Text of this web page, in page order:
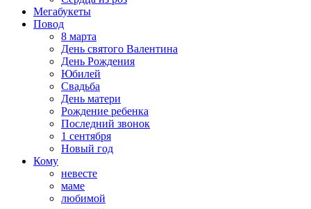
Мегабукеты
Повод
8 марта
День святого Валентина
День Рождения
Юбилей
Свадьба
День матери
Рождение ребенка
Последний звонок
1 сентября
Новый год
Кому
невесте
маме
любимой